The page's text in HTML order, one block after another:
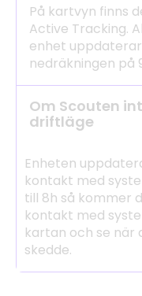
På kartvyn finns
Active Tracking.
enhet
nedräkningen på
Om Scouten
driftläge
Enheten
kontakt med
till 8h så kommer
kontakt med
kartan och se när
skedde.